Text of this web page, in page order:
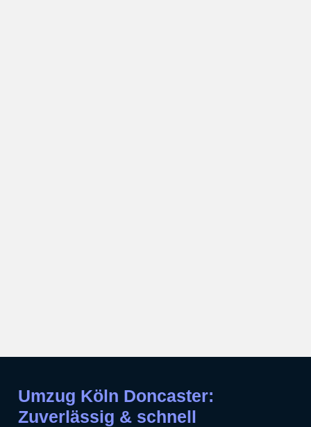
Umzug Köln Doncaster:
Zuverlässig & schnell